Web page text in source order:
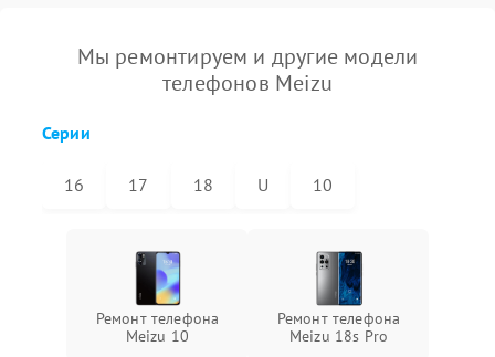
Мы ремонтируем и другие модели
телефонов Meizu
Серии
16 17 18 U 10
Ремонт телефона
Meizu 10
Ремонт телефона
Meizu 18s Pro